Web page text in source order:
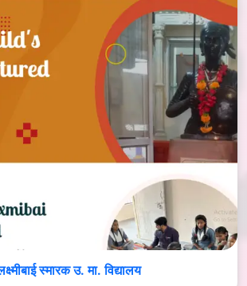
स्मारक उ. मा. विद्यालय